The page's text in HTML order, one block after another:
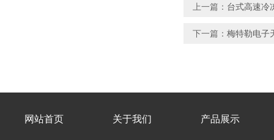
上一篇： 台式高速冷
下一篇： 梅特勒电子
网站首页 关于我们 产品展示